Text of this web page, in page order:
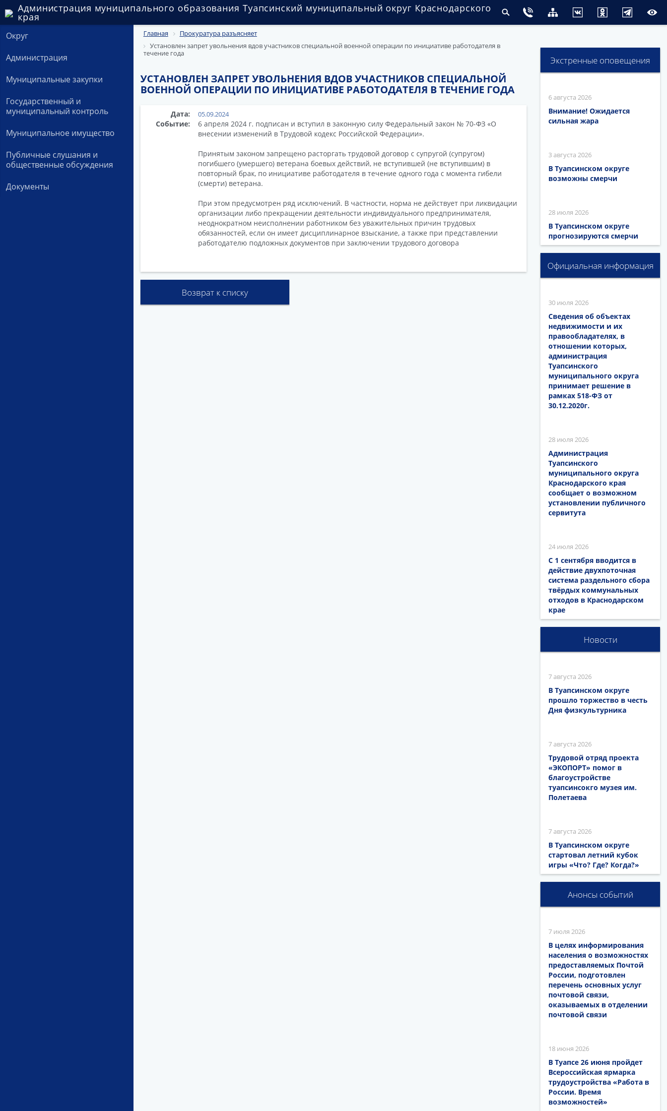
Администрация муниципального образования Туапсинский муниципальный округ Краснодарского
края
Округ
Администрация
Муниципальные закупки
Государственный и
муниципальный контроль
Муниципальное имущество
Публичные слушания и
общественные обсуждения
Документы
Главная
Прокуратура разъясняет
Установлен запрет увольнения вдов участников специальной военной операции по инициативе работодателя в
течение года
УСТАНОВЛЕН ЗАПРЕТ УВОЛЬНЕНИЯ ВДОВ УЧАСТНИКОВ СПЕЦИАЛЬНОЙ
ВОЕННОЙ ОПЕРАЦИИ ПО ИНИЦИАТИВЕ РАБОТОДАТЕЛЯ В ТЕЧЕНИЕ ГОДА
Дата: 05.09.2024
Событие:
6 апреля 2024 г. подписан и вступил в законную силу Федеральный закон № 70-ФЗ «О
внесении изменений в Трудовой кодекс Российской Федерации».
Принятым законом запрещено расторгать трудовой договор с супругой (супругом)
погибшего (умершего) ветерана боевых действий, не вступившей (не вступившим) в
повторный брак, по инициативе работодателя в течение одного года с момента гибели
(смерти) ветерана.
При этом предусмотрен ряд исключений. В частности, норма не действует при ликвидации
организации либо прекращении деятельности индивидуального предпринимателя,
неоднократном неисполнении работником без уважительных причин трудовых
обязанностей, если он имеет дисциплинарное взыскание, а также при представлении
работодателю подложных документов при заключении трудового договора
Возврат к списку
Экстренные оповещения
6 августа 2026
Внимание! Ожидается
сильная жара
3 августа 2026
В Туапсинском округе
возможны смерчи
28 июля 2026
В Туапсинском округе
прогнозируются смерчи
Официальная информация
30 июля 2026
Сведения об объектах
недвижимости и их
правообладателях, в
отношении которых,
администрация
Туапсинского
муниципального округа
принимает решение в
рамках 518-ФЗ от
30.12.2020г.
28 июля 2026
Администрация
Туапсинского
муниципального округа
Краснодарского края
сообщает о возможном
установлении публичного
сервитута
24 июля 2026
С 1 сентября вводится в
действие двухпоточная
система раздельного сбора
твёрдых коммунальных
отходов в Краснодарском
крае
Новости
7 августа 2026
В Туапсинском округе
прошло торжество в честь
Дня физкультурника
7 августа 2026
Трудовой отряд проекта
«ЭКОПОРТ» помог в
благоустройстве
туапсинсокго музея им.
Полетаева
7 августа 2026
В Туапсинском округе
стартовал летний кубок
игры «Что? Где? Когда?»
Анонсы событий
7 июля 2026
В целях информирования
населения о возможностях
предоставляемых Почтой
России, подготовлен
перечень основных услуг
почтовой связи,
оказываемых в отделении
почтовой связи
18 июня 2026
В Туапсе 26 июня пройдет
Всероссийская ярмарка
трудоустройства «Работа в
России. Время
возможностей»